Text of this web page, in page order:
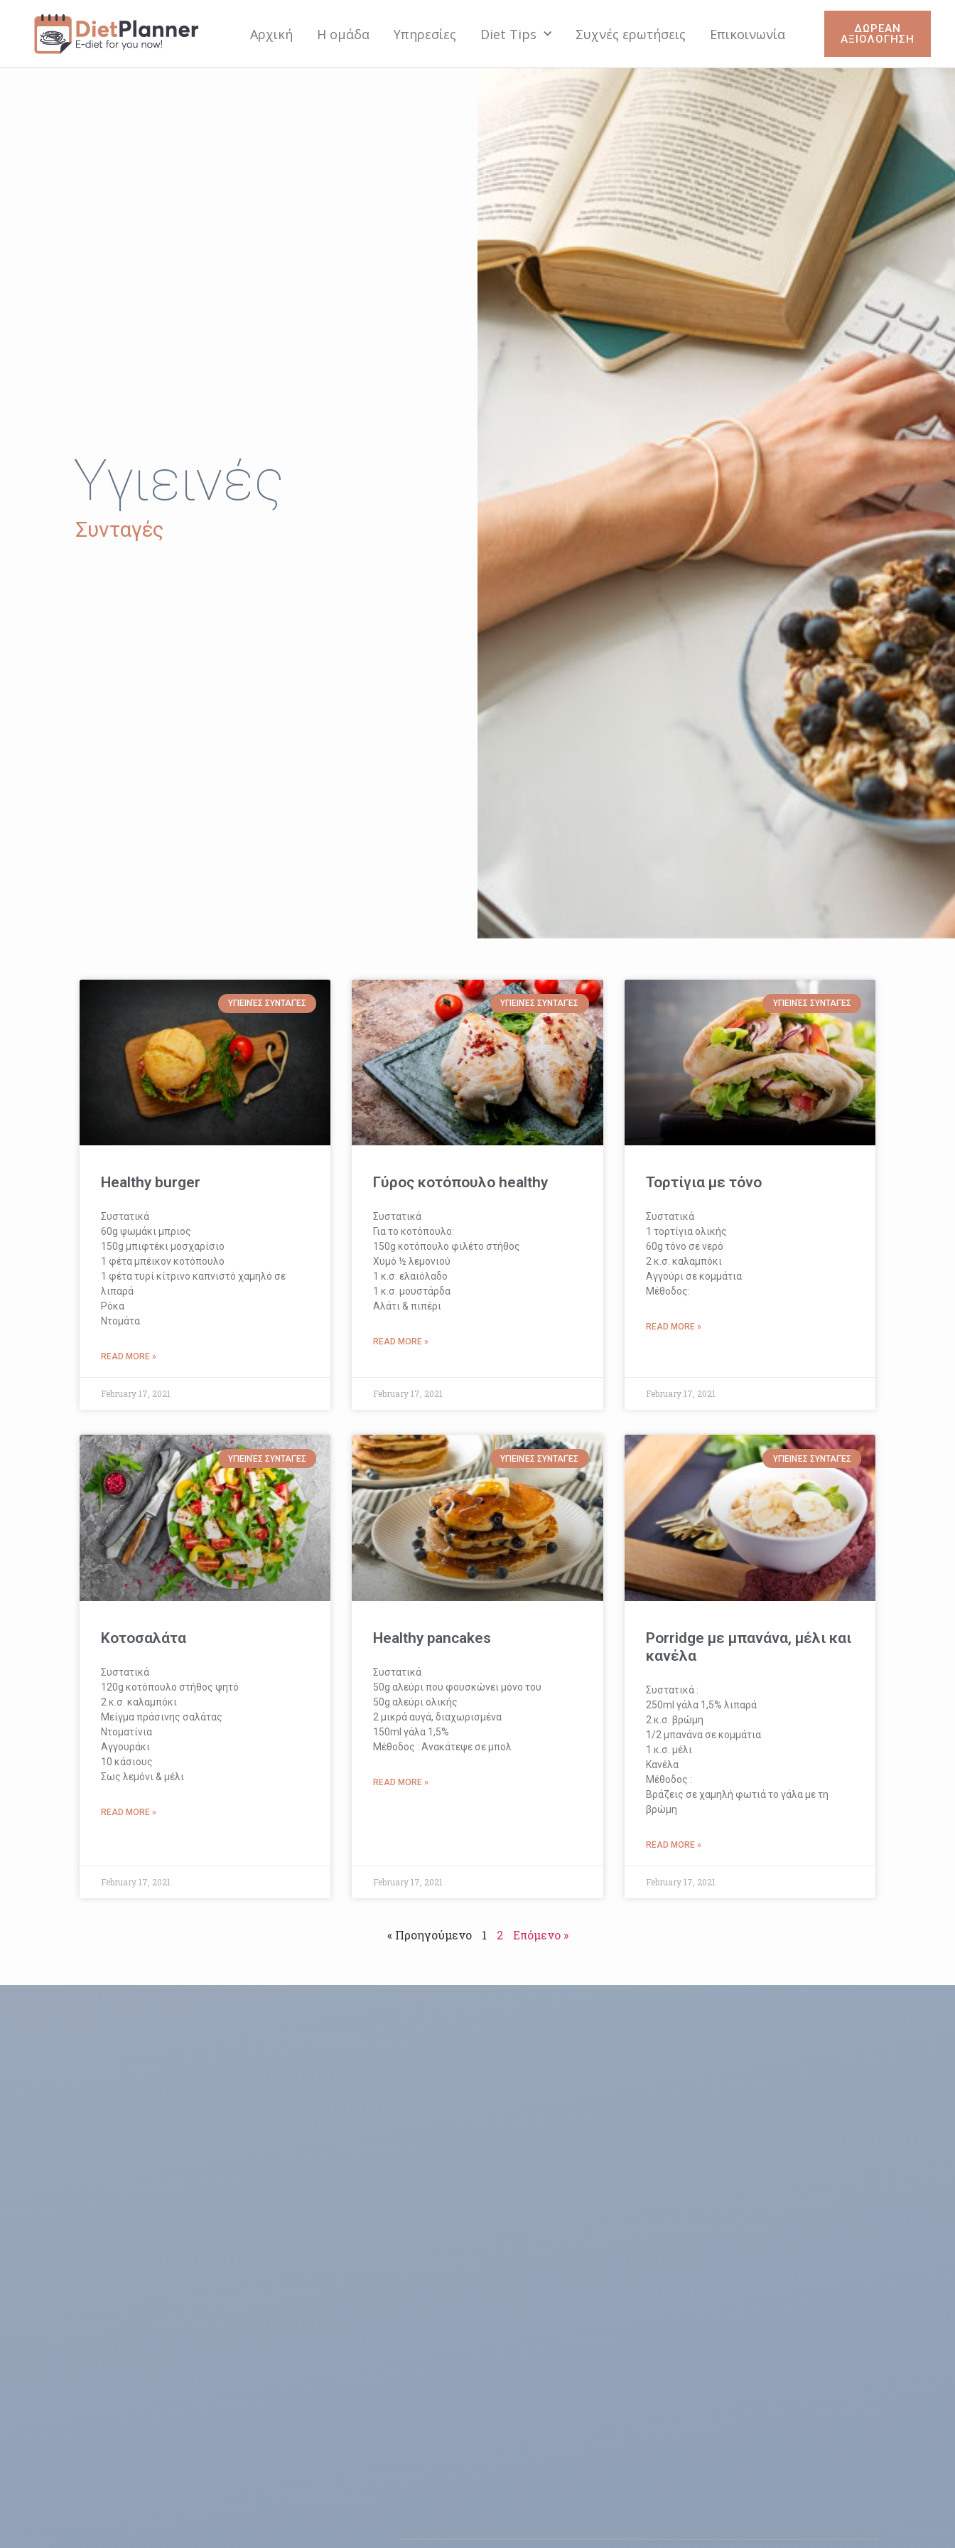
Αρχική Η ομάδα Υπηρεσίες Diet Tips Συχνές ερωτήσεις Επικοινωνία
ΔΩΡΕΑΝ
ΑΞΙΟΛΟΓΗΣΗ
Υγιεινές
Συνταγές
ΥΓΙΕΙΝΈΣ ΣΥΝΤΑΓΈΣ
Healthy burger
Συστατικά
60g ψωμάκι μπριος
150g μπιφτέκι μοσχαρίσιο
1 φέτα μπέικον κοτόπουλο
1 φέτα τυρί κίτρινο καπνιστό χαμηλό σε
λιπαρά
Ρόκα
Ντομάτα
READ MORE »
February 17, 2021
ΥΓΙΕΙΝΈΣ ΣΥΝΤΑΓΈΣ
Γύρος κοτόπουλο healthy
Συστατικά
Για το κοτόπουλο:
150g κοτόπουλο φιλέτο στήθος
Χυμό ½ λεμονιού
1 κ.σ. ελαιόλαδο
1 κ.σ. μουστάρδα
Αλάτι & πιπέρι
READ MORE »
February 17, 2021
ΥΓΙΕΙΝΈΣ ΣΥΝΤΑΓΈΣ
Τορτίγια με τόνο
Συστατικά
1 τορτίγια ολικής
60g τόνο σε νερό
2 κ.σ. καλαμπόκι
Aγγούρι σε κομμάτια
Μέθοδος:
READ MORE »
February 17, 2021
ΥΓΙΕΙΝΈΣ ΣΥΝΤΑΓΈΣ
Κοτοσαλάτα
Συστατικά
120g κοτόπουλο στήθος ψητό
2 κ.σ. καλαμπόκι
Μείγμα πράσινης σαλάτας
Ντοματίνια
Αγγουράκι
10 κάσιους
Σως λεμόνι & μέλι
READ MORE »
February 17, 2021
ΥΓΙΕΙΝΈΣ ΣΥΝΤΑΓΈΣ
Healthy pancakes
Συστατικά
50g αλεύρι που φουσκώνει μόνο του
50g αλεύρι ολικής
2 μικρά αυγά, διαχωρισμένα
150ml γάλα 1,5%
Μέθοδος : Ανακάτεψε σε μπολ
READ MORE »
February 17, 2021
ΥΓΙΕΙΝΈΣ ΣΥΝΤΑΓΈΣ
Porridge με μπανάνα, μέλι και
κανέλα
Συστατικά :
250ml γάλα 1,5% λιπαρά
2 κ.σ. βρώμη
1/2 μπανάνα σε κομμάτια
1 κ.σ. μέλι
Κανέλα
Μέθοδος :
Βράζεις σε χαμηλή φωτιά το γάλα με τη
βρώμη
READ MORE »
February 17, 2021
« Προηγούμενο 1 2 Επόμενο »